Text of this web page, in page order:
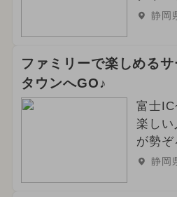
静岡
ファミリーで楽しめる
タウンへGO♪
富士
楽し
が勢
静岡